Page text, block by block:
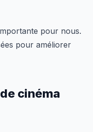
pour nous.
pour améliorer
cinéma